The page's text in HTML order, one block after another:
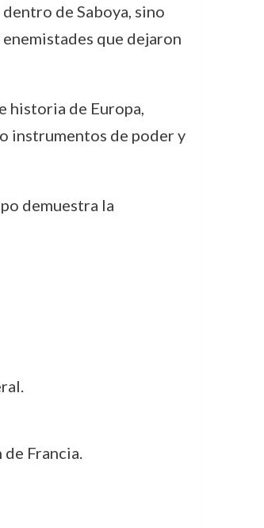
de Saboya, sino
que dejaron
historia de Europa,
instrumentos de poder y
demuestra la
Francia.